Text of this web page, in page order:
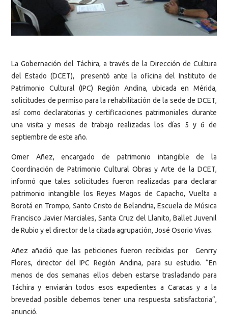
La Gobernación del Táchira, a través de la Dirección de Cultura
del Estado (DCET), presentó ante la oficina del Instituto de
Patrimonio Cultural (IPC) Región Andina, ubicada en Mérida,
solicitudes de permiso para la rehabilitación de la sede de DCET,
así como declaratorias y certificaciones patrimoniales durante
una visita y mesas de trabajo realizadas los días 5 y 6 de
septiembre de este año.
Omer Añez, encargado de patrimonio intangible de la
Coordinación de Patrimonio Cultural Obras y Arte de la DCET,
informó que tales solicitudes fueron realizadas para declarar
patrimonio intangible los Reyes Magos de Capacho, Vuelta a
Borotá en Trompo, Santo Cristo de Belandria, Escuela de Música
Francisco Javier Marciales, Santa Cruz del Llanito, Ballet Juvenil
de Rubio y el director de la citada agrupación, José Osorio Vivas.
Añez añadió que las peticiones fueron recibidas por Genrry
Flores, director del IPC Región Andina, para su estudio. “En
menos de dos semanas ellos deben estarse trasladando para
Táchira y enviarán todos esos expedientes a Caracas y a la
brevedad posible debemos tener una respuesta satisfactoria”,
anunció.